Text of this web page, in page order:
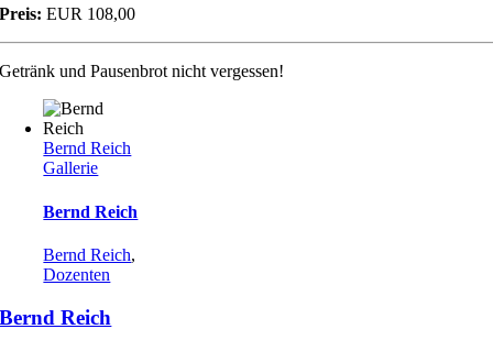
Preis: EUR 108,00
Getränk und Pausenbrot nicht vergessen!
Bernd Reich
Gallerie
Bernd Reich
Bernd Reich,
Dozenten
Bernd Reich